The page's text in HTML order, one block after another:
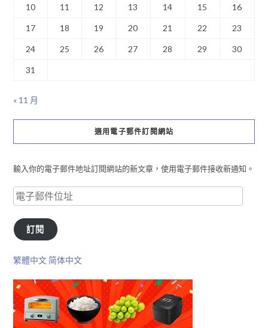
10 11 12 13 14 15 16
17 18 19 20 21 22 23
24 25 26 27 28 29 30
31
« 11 月
適用電子郵件訂閱網站
輸入你的電子郵件地址訂閱網站的新文章，使用電子郵件接收新通知。
訂閱
繁體中文 简体中文